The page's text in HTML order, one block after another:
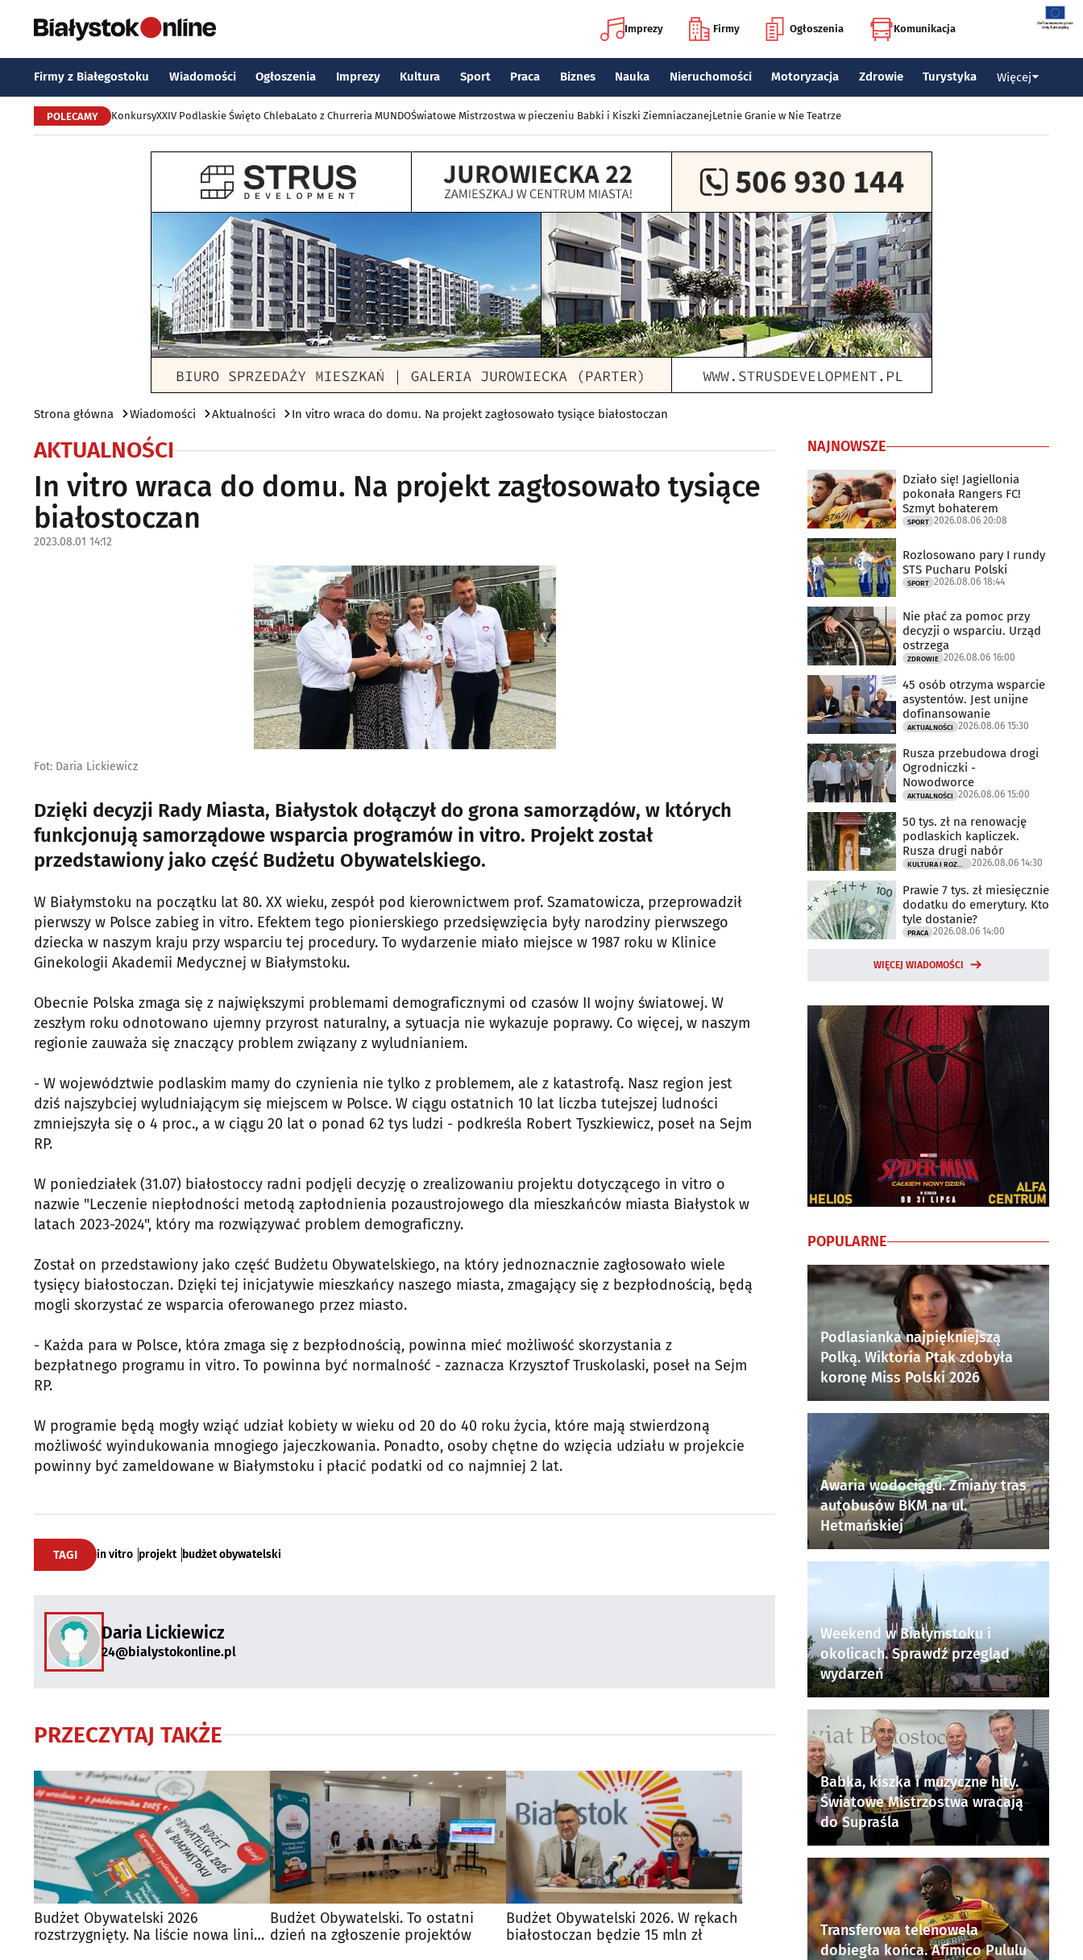
Imprezy Firmy Ogłoszenia Komunikacja
Firmy z Białegostoku Wiadomości Ogłoszenia Imprezy Kultura Sport Praca Biznes Nauka Nieruchomości Motoryzacja Zdrowie Turystyka Więcej
POLECAMY KonkursyXXIV Podlaskie Święto ChlebaLato z Churreria MUNDOŚwiatowe Mistrzostwa w pieczeniu Babki i Kiszki ZiemniaczanejLetnie Granie w Nie Teatrze
Strona główna Wiadomości Aktualności In vitro wraca do domu. Na projekt zagłosowało tysiące białostoczan
AKTUALNOŚCI
In vitro wraca do domu. Na projekt zagłosowało tysiące
białostoczan
2023.08.01 14:12
Fot: Daria Lickiewicz
Dzięki decyzji Rady Miasta, Białystok dołączył do grona samorządów, w których
funkcjonują samorządowe wsparcia programów in vitro. Projekt został
przedstawiony jako część Budżetu Obywatelskiego.
W Białymstoku na początku lat 80. XX wieku, zespół pod kierownictwem prof. Szamatowicza, przeprowadził
pierwszy w Polsce zabieg in vitro. Efektem tego pionierskiego przedsięwzięcia były narodziny pierwszego
dziecka w naszym kraju przy wsparciu tej procedury. To wydarzenie miało miejsce w 1987 roku w Klinice
Ginekologii Akademii Medycznej w Białymstoku.
Obecnie Polska zmaga się z największymi problemami demograficznymi od czasów II wojny światowej. W
zeszłym roku odnotowano ujemny przyrost naturalny, a sytuacja nie wykazuje poprawy. Co więcej, w naszym
regionie zauważa się znaczący problem związany z wyludnianiem.
- W województwie podlaskim mamy do czynienia nie tylko z problemem, ale z katastrofą. Nasz region jest
dziś najszybciej wyludniającym się miejscem w Polsce. W ciągu ostatnich 10 lat liczba tutejszej ludności
zmniejszyła się o 4 proc., a w ciągu 20 lat o ponad 62 tys ludzi - podkreśla Robert Tyszkiewicz, poseł na Sejm
RP.
W poniedziałek (31.07) białostoccy radni podjęli decyzję o zrealizowaniu projektu dotyczącego in vitro o
nazwie "Leczenie niepłodności metodą zapłodnienia pozaustrojowego dla mieszkańców miasta Białystok w
latach 2023-2024", który ma rozwiązywać problem demograficzny.
Został on przedstawiony jako część Budżetu Obywatelskiego, na który jednoznacznie zagłosowało wiele
tysięcy białostoczan. Dzięki tej inicjatywie mieszkańcy naszego miasta, zmagający się z bezpłodnością, będą
mogli skorzystać ze wsparcia oferowanego przez miasto.
- Każda para w Polsce, która zmaga się z bezpłodnością, powinna mieć możliwość skorzystania z
bezpłatnego programu in vitro. To powinna być normalność - zaznacza Krzysztof Truskolaski, poseł na Sejm
RP.
W programie będą mogły wziąć udział kobiety w wieku od 20 do 40 roku życia, które mają stwierdzoną
możliwość wyindukowania mnogiego jajeczkowania. Ponadto, osoby chętne do wzięcia udziału w projekcie
powinny być zameldowane w Białymstoku i płacić podatki od co najmniej 2 lat.
TAGI in vitro projekt budżet obywatelski
Daria Lickiewicz
24@bialystokonline.pl
PRZECZYTAJ TAKŻE
Budżet Obywatelski 2026
rozstrzygnięty. Na liście nowa linia
Budżet Obywatelski. To ostatni
dzień na zgłoszenie projektów
Budżet Obywatelski 2026. W rękach
białostoczan będzie 15 mln zł
NAJNOWSZE
Działo się! Jagiellonia
pokonała Rangers FC!
Szmyt bohaterem
SPORT 2026.08.06 20:08
Rozlosowano pary I rundy
STS Pucharu Polski
SPORT 2026.08.06 18:44
Nie płać za pomoc przy
decyzji o wsparciu. Urząd
ostrzega
ZDROWIE 2026.08.06 16:00
45 osób otrzyma wsparcie
asystentów. Jest unijne
dofinansowanie
AKTUALNOŚCI 2026.08.06 15:30
Rusza przebudowa drogi
Ogrodniczki -
Nowodworce
AKTUALNOŚCI 2026.08.06 15:00
50 tys. zł na renowację
podlaskich kapliczek.
Rusza drugi nabór
2026.08.06 14:30
Prawie 7 tys. zł miesięcznie
dodatku do emerytury. Kto
tyle dostanie?
PRACA 2026.08.06 14:00
WIĘCEJ WIADOMOŚCI
POPULARNE
Podlasianka najpiękniejszą
Polką. Wiktoria Ptak zdobyła
koronę Miss Polski 2026
Awaria wodociągu. Zmiany tras
autobusów BKM na ul.
Hetmańskiej
Weekend w Białymstoku i
okolicach. Sprawdź przegląd
wydarzeń
Babka, kiszka i muzyczne hity.
Światowe Mistrzostwa wracają
do Supraśla
Transferowa telenowela
dobiegła końca. Afimico Pululu